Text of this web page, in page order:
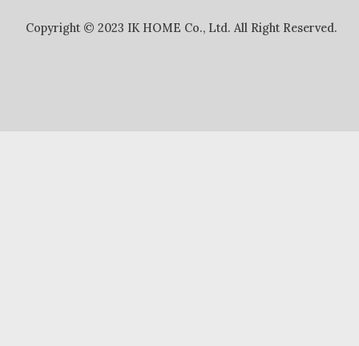
Copyright © 2023 IK HOME Co., Ltd. All Right Reserved.